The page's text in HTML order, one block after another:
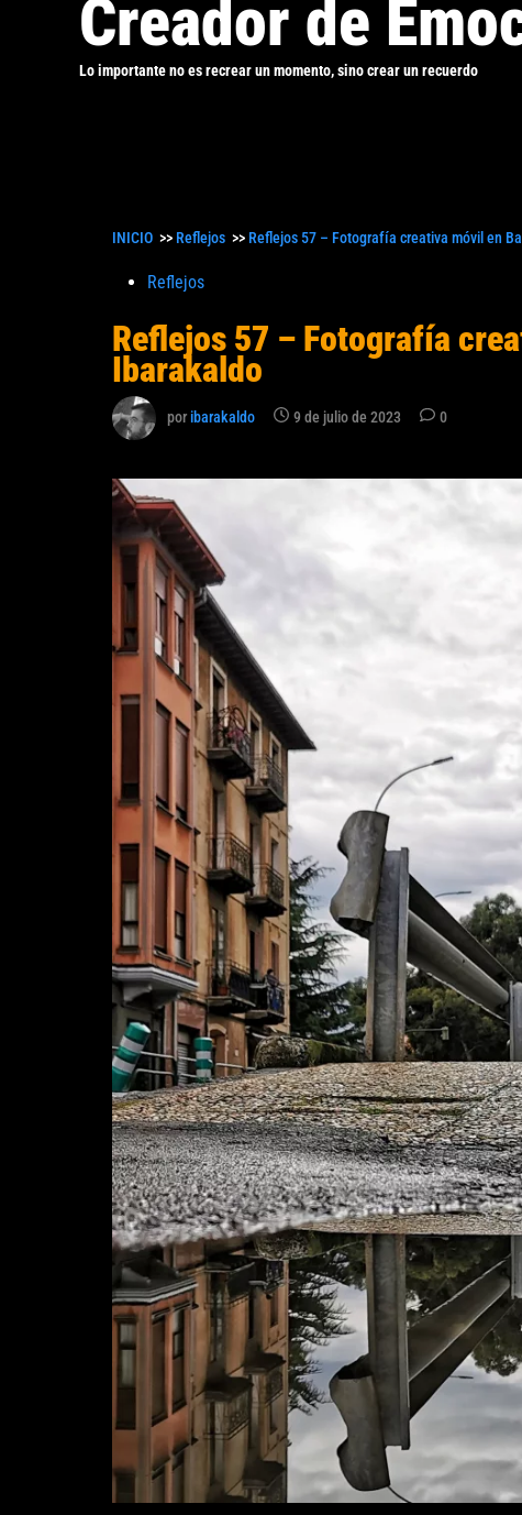
Creador de
Lo importante no es recrear un momento, sino crear un recuerdo
INICIO >> Reflejos >> Reflejos 57 – Fotografía creativa móvil en
Publicado
Reflejos
Reflejos 57 – Fotografía
Ibarakaldo
poribarakaldo 9 de julio de 2023 0